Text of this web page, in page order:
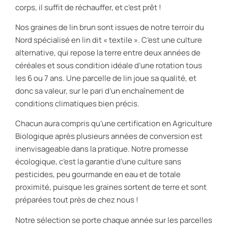
corps, il suffit de réchauffer, et c’est prêt !
Nos graines de lin brun sont issues de notre terroir du
Nord spécialisé en lin dit « textile ». C’est une culture
alternative, qui repose la terre entre deux années de
céréales et sous condition idéale d’une rotation tous
les 6 ou 7 ans. Une parcelle de lin joue sa qualité, et
donc sa valeur, sur le pari d’un enchaînement de
conditions climatiques bien précis.
Chacun aura compris qu’une certification en Agriculture
Biologique après plusieurs années de conversion est
inenvisageable dans la pratique. Notre promesse
écologique, c’est la garantie d’une culture sans
pesticides, peu gourmande en eau et de totale
proximité, puisque les graines sortent de terre et sont
préparées tout près de chez nous !
Notre sélection se porte chaque année sur les parcelles